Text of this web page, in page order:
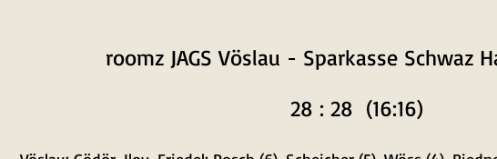
roomz JAGS Vöslau - Sparkasse Schwaz
28 : 28  (16:16)